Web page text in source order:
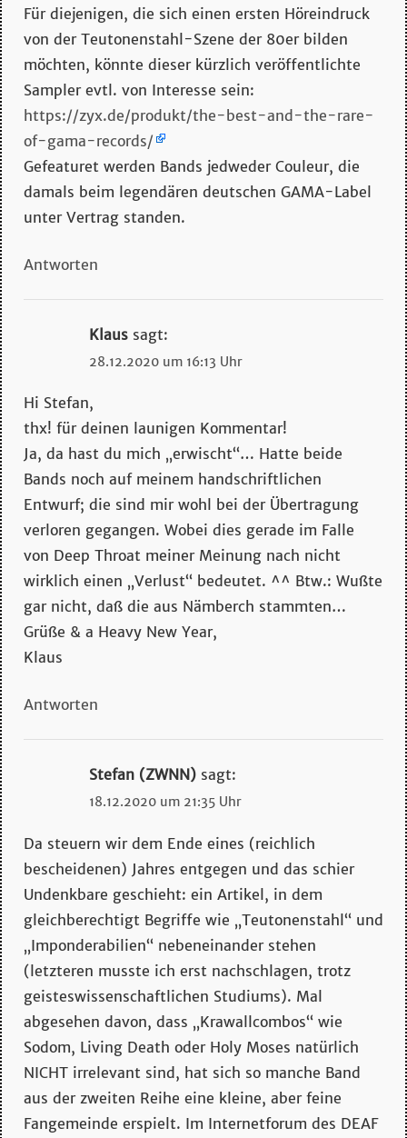
Für diejenigen, die sich einen ersten Höreindruck
von der Teutonenstahl-Szene der 80er bilden
möchten, könnte dieser kürzlich veröffentlichte
Sampler evtl. von Interesse sein:
https://zyx.de/produkt/the-best-and-the-rare-
of-gama-records/
Gefeaturet werden Bands jedweder Couleur, die
damals beim legendären deutschen GAMA-Label
unter Vertrag standen.
Antworten
Klaus sagt:
28.12.2020 um 16:13 Uhr
Hi Stefan,
thx! für deinen launigen Kommentar!
Ja, da hast du mich „erwischt“… Hatte beide
Bands noch auf meinem handschriftlichen
Entwurf; die sind mir wohl bei der Übertragung
verloren gegangen. Wobei dies gerade im Falle
von Deep Throat meiner Meinung nach nicht
wirklich einen „Verlust“ bedeutet. ^^ Btw.: Wußte
gar nicht, daß die aus Nämberch stammten…
Grüße & a Heavy New Year,
Klaus
Antworten
Stefan (ZWNN) sagt:
18.12.2020 um 21:35 Uhr
Da steuern wir dem Ende eines (reichlich
bescheidenen) Jahres entgegen und das schier
Undenkbare geschieht: ein Artikel, in dem
gleichberechtigt Begriffe wie „Teutonenstahl“ und
„Imponderabilien“ nebeneinander stehen
(letzteren musste ich erst nachschlagen, trotz
geisteswissenschaftlichen Studiums). Mal
abgesehen davon, dass „Krawallcombos“ wie
Sodom, Living Death oder Holy Moses natürlich
NICHT irrelevant sind, hat sich so manche Band
aus der zweiten Reihe eine kleine, aber feine
Fangemeinde erspielt. Im Internetforum des DEAF